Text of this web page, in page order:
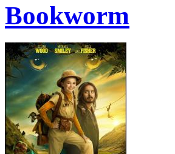
Bookworm